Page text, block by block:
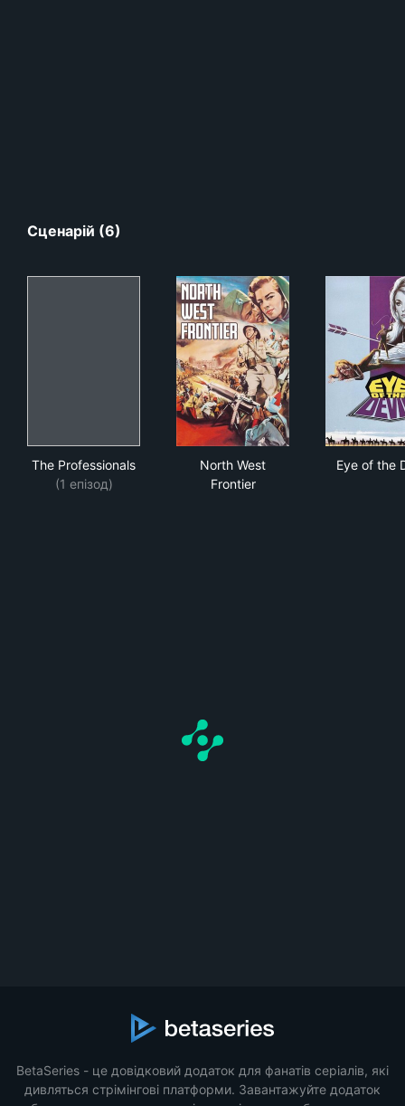
Сценарій (6)
The Professionals
(1 епізод)
North West
Frontier
Eye of the
BetaSeries - це довідковий додаток для фанатів серіалів, які
дивляться стрімінгові платформи. Завантажуйте додаток